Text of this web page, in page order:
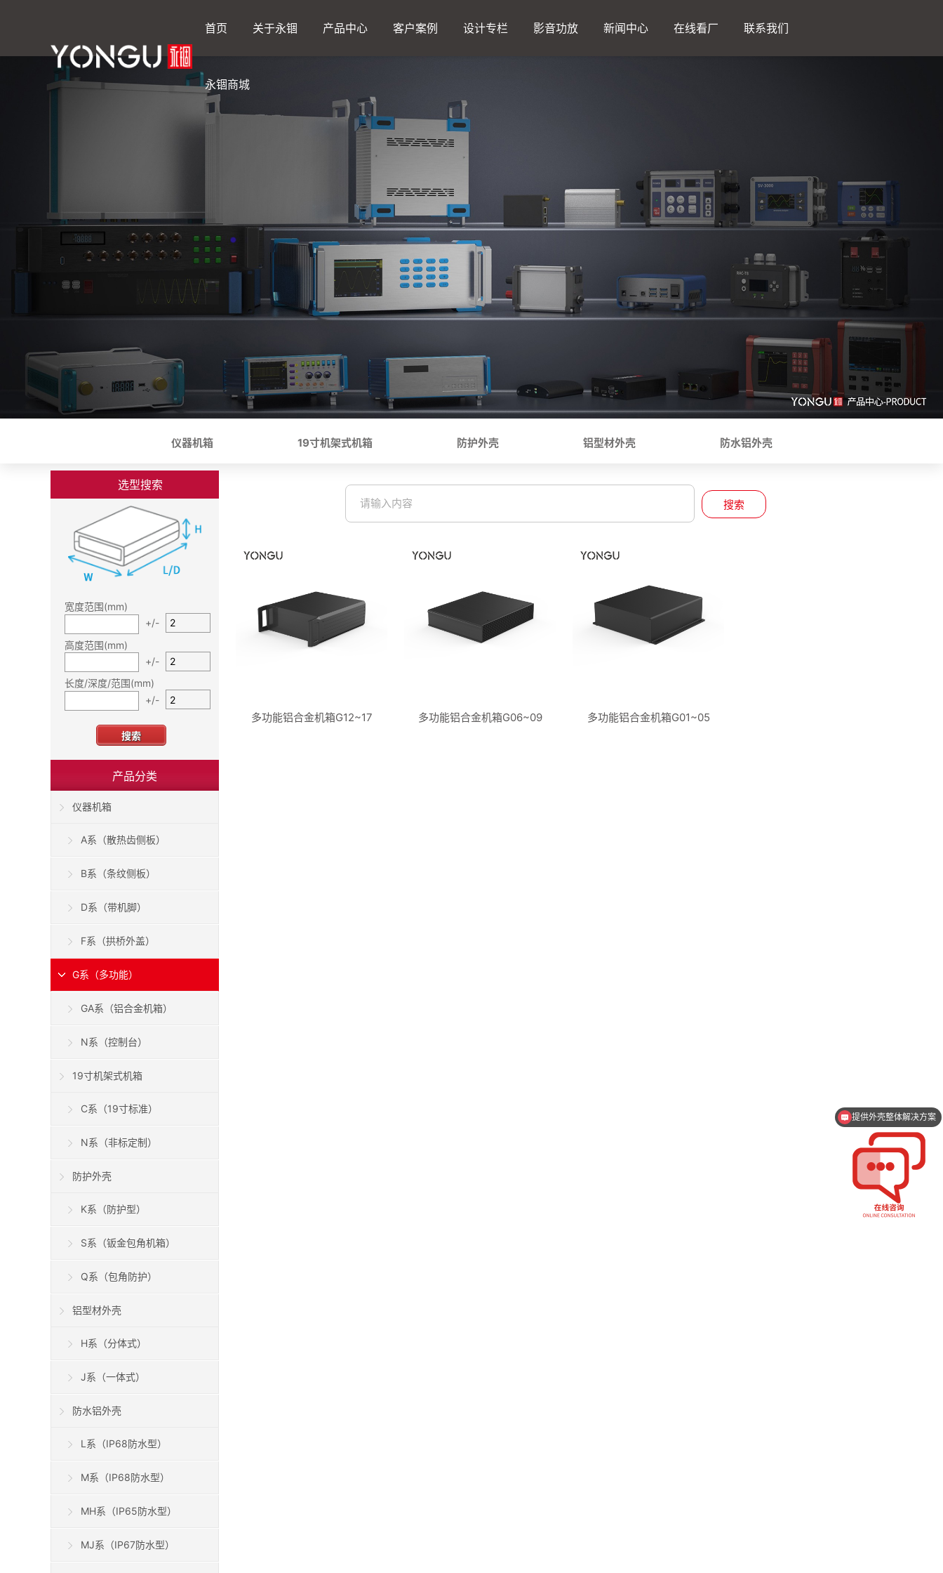
首页 关于永锢 产品中心 客户案例 设计专栏 影音功放 新闻中心 在线看厂 联系我们
永锢商城
仪器机箱 19寸机架式机箱 防护外壳 铝型材外壳 防水铝外壳
选型搜索
宽度范围(mm)
+/-
高度范围(mm)
+/-
长度/深度/范围(mm)
+/-
搜索
产品分类
仪器机箱
A系（散热齿侧板）
B系（条纹侧板）
D系（带机脚）
F系（拱桥外盖）
G系（多功能）
GA系（铝合金机箱）
N系（控制台）
19寸机架式机箱
C系（19寸标准）
N系（非标定制）
防护外壳
K系（防护型）
S系（钣金包角机箱）
Q系（包角防护）
铝型材外壳
H系（分体式）
J系（一体式）
防水铝外壳
L系（IP68防水型）
M系（IP68防水型）
MH系（IP65防水型）
MJ系（IP67防水型）
搜索
多功能铝合金机箱G12~17 多功能铝合金机箱G06~09 多功能铝合金机箱G01~05
支持一件起订